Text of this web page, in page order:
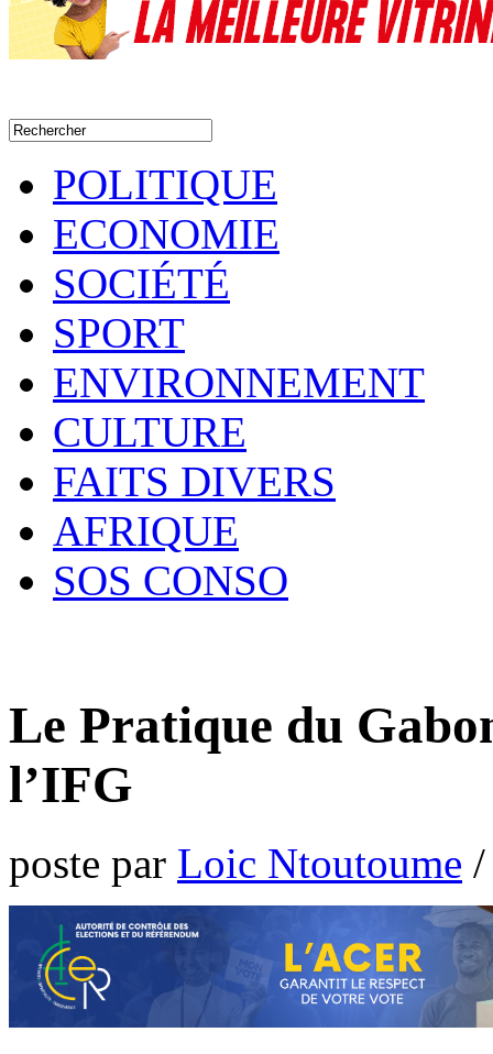
POLITIQUE
ECONOMIE
SOCIÉTÉ
SPORT
ENVIRONNEMENT
CULTURE
FAITS DIVERS
AFRIQUE
SOS CONSO
Le Pratique du
l’IFG
poste par Loic Ntoutoume